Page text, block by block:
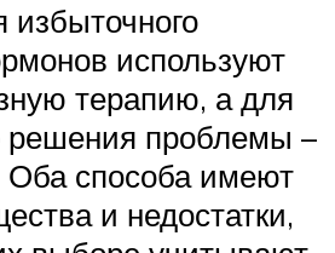
используют
терапию, а для
решения проблемы –
Оба способа имеют
и недостатки,